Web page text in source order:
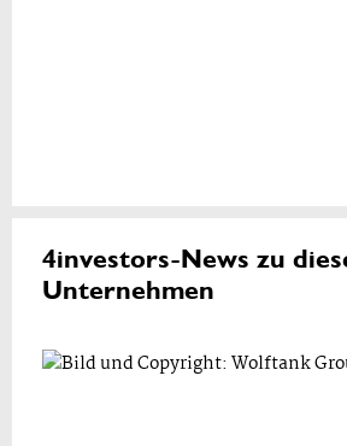
4investors-News zu
Unternehmen